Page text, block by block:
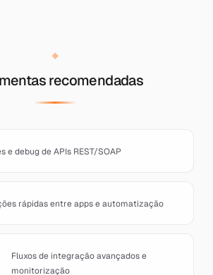
recomendadas
e debug de APIs REST/SOAP
rápidas entre apps e automatização
Fluxos de integração avançados e
monitorização